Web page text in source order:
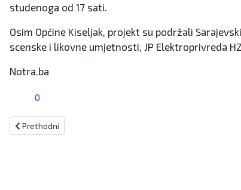
studenoga od 17 sati.
Osim Općine Kiseljak, projekt su podržali
scenske i likovne umjetnosti, JP Elektroprivreda
Notra.ba
0
Prethodni članak: Islamska zajednica Travnik dodijelila
Prethodni